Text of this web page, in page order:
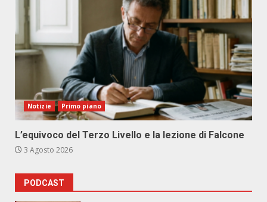
Notizie Primo piano
L’equivoco del Terzo Livello e la lezione di Falcone
3 Agosto 2026
PODCAST